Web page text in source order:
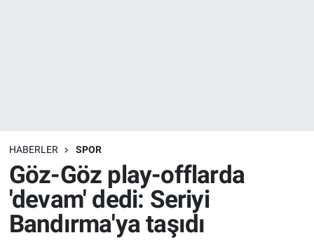
HABERLER SPOR
Göz-Göz play-offlarda
'devam' dedi: Seriyi
Bandırma'ya taşıdı